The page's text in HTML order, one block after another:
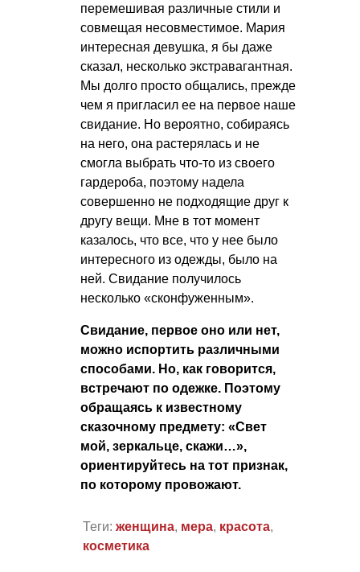
перемешивая различные стили и
совмещая несовместимое. Мария
интересная девушка, я бы даже
сказал, несколько экстравагантная.
Мы долго просто общались, прежде
чем я пригласил ее на первое наше
свидание. Но вероятно, собираясь
на него, она растерялась и не
смогла выбрать что-то из своего
гардероба, поэтому надела
совершенно не подходящие друг к
другу вещи. Мне в тот момент
казалось, что все, что у нее было
интересного из одежды, было на
ней. Свидание получилось
несколько «сконфуженным».
Свидание, первое оно или нет,
можно испортить различными
способами. Но, как говорится,
встречают по одежке. Поэтому
обращаясь к известному
сказочному предмету: «Свет
мой, зеркальце, скажи…»,
ориентируйтесь на тот признак,
по которому провожают.
Теги: женщина, мера, красота,
косметика